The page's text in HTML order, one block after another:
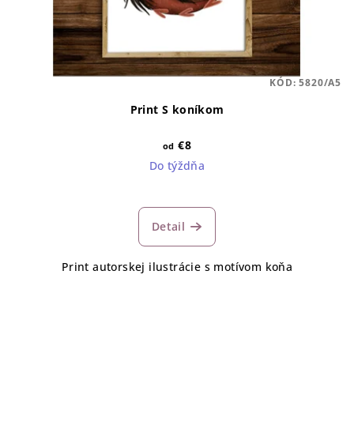
Print S koníkom
od €8
Do týždňa
Detail
Print autorskej ilustrácie s motívom koňa
KÓD:5820/A5